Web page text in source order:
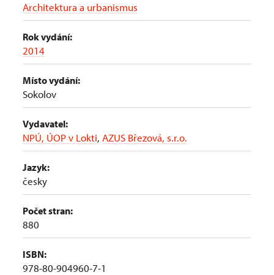
Architektura a urbanismus
Rok vydání:
2014
Místo vydání:
Sokolov
Vydavatel:
NPÚ, ÚOP v Lokti, AZUS Březová, s.r.o.
Jazyk:
česky
Počet stran:
880
ISBN:
978-80-904960-7-1